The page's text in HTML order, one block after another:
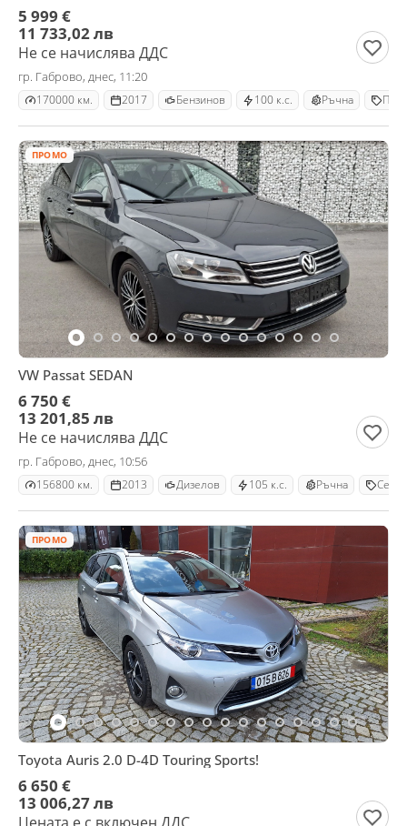
5 999 €
11 733,02 лв
Не се начислява ДДС
гр. Габрово, днес, 11:20
170000 км. 2017 Бензинов 100 к.с. Ръчна
ПРОМО
VW Passat SEDAN
6 750 €
13 201,85 лв
Не се начислява ДДС
гр. Габрово, днес, 10:56
156800 км. 2013 Дизелов 105 к.с. Ръчна Седан
ПРОМО
Toyota Auris 2.0 D-4D Touring Sports!
6 650 €
13 006,27 лв